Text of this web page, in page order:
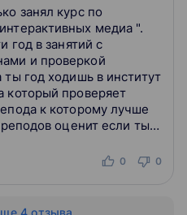
инсталляции на
вы уже будете иметь
о себе как
интерактивных
первый серьезный проект
и предзащита
занял курс по
медиа ".
год в занятий с
и проверкой
год ходишь в институт
который проверяет
к которому лучше
оценит если ты
0 0
4 отзыва